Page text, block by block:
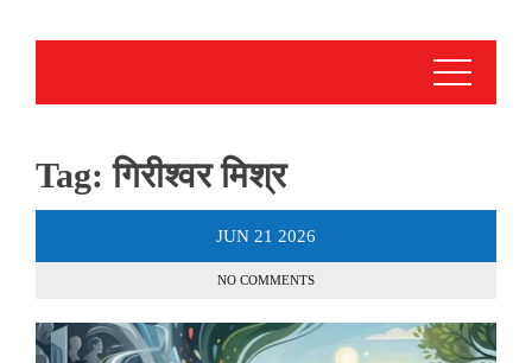
Tag:गिरीश्वर मिश्र
JUN 21 2026
NO COMMENTS